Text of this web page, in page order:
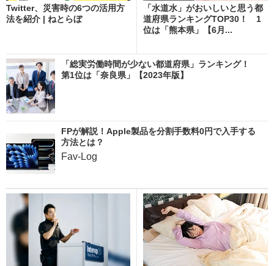
Twitter、災害時の6つの活用方
法を紹介 | ねとらぼ
「水道水」がおいしいと思う都
道府県ランキングTOP30！ 1
位は「熊本県」【6月...
「総実労働時間が少ない都道府県」ランキング！
第1位は「奈良県」【2023年版】
FPが解説！Apple製品を分割手数料0円で入手する
方法とは？
Fav-Log